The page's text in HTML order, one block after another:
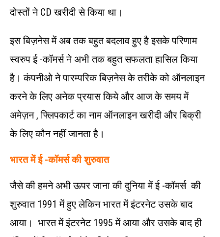
दोस्तों ने CD खरीदी से किया था।
इस बिज़नेस में अब तक बहुत बदलाव हुए है इसके परिणाम
स्वरुप ई -कॉमर्स ने अभी तक बहुत सफलता हासिल किया
है। कंपनीओ ने पारम्परिक बिज़नेस के तरीके को ऑनलाइन
करने के लिए अनेक प्रयास किये और आज के समय में
अमेज़न , फ्लिपकार्ट का नाम ऑनलाइन खरीदी और बिक्री
के लिए कौन नहीं जानता है।
भारत में ई -कॉमर्स की शुरुवात
जैसे की हमने अभी ऊपर जाना की दुनिया में ई -कॉमर्स की
शुरुवात 1991 में हुए लेकिन भारत में इंटरनेट उसके बाद
आया। भारत में इंटरनेट 1995 में आया और उसके बाद ही